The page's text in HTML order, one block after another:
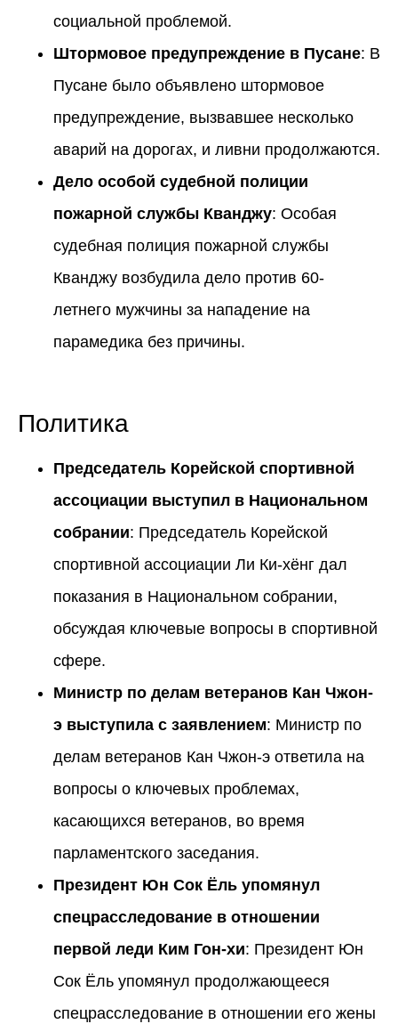
социальной проблемой.
Штормовое предупреждение в Пусане: В
Пусане было объявлено штормовое
предупреждение, вызвавшее несколько
аварий на дорогах, и ливни продолжаются.
Дело особой судебной полиции
пожарной службы Кванджу: Особая
судебная полиция пожарной службы
Кванджу возбудила дело против 60-
летнего мужчины за нападение на
парамедика без причины.
Политика
Председатель Корейской спортивной
ассоциации выступил в Национальном
собрании: Председатель Корейской
спортивной ассоциации Ли Ки-хёнг дал
показания в Национальном собрании,
обсуждая ключевые вопросы в спортивной
сфере.
Министр по делам ветеранов Кан Чжон-
э выступила с заявлением: Министр по
делам ветеранов Кан Чжон-э ответила на
вопросы о ключевых проблемах,
касающихся ветеранов, во время
парламентского заседания.
Президент Юн Сок Ёль упомянул
спецрасследование в отношении
первой леди Ким Гон-хи: Президент Юн
Сок Ёль упомянул продолжающееся
спецрасследование в отношении его жены